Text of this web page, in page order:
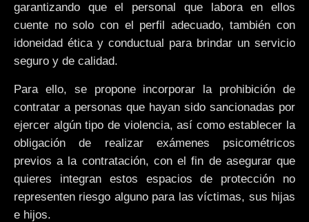
garantizando que el personal que labora en ellos
cuente no solo con el perfil adecuado, también con
idoneidad ética y conductual para brindar un servicio
seguro y de calidad.
Para ello, se propone incorporar la prohibición de
contratar a personas que hayan sido sancionadas por
ejercer algún tipo de violencia, así como establecer la
obligación de realizar exámenes psicométricos
previos a la contratación, con el fin de asegurar que
quieres integran estos espacios de protección no
representen riesgo alguno para las víctimas, sus hijas
e hijos.